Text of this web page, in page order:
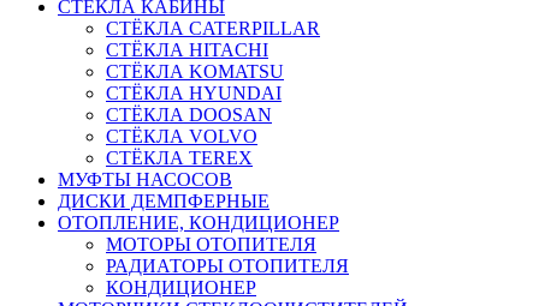
СТЁКЛА КАБИНЫ
СТЁКЛА CATERPILLAR
СТЁКЛА HITACHI
СТЁКЛА KOMATSU
СТЁКЛА HYUNDAI
СТЁКЛА DOOSAN
СТЁКЛА VOLVO
СТЁКЛА TEREX
МУФТЫ НАСОСОВ
ДИСКИ ДЕМПФЕРНЫЕ
ОТОПЛЕНИЕ, КОНДИЦИОНЕР
МОТОРЫ ОТОПИТЕЛЯ
РАДИАТОРЫ ОТОПИТЕЛЯ
КОНДИЦИОНЕР